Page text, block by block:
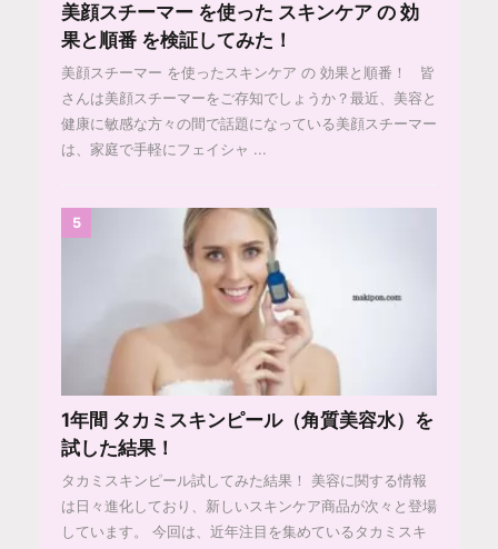
美顔スチーマー を使った スキンケア の 効
果と順番 を検証してみた！
美顔スチーマー を使ったスキンケア の 効果と順番！ 皆
さんは美顔スチーマーをご存知でしょうか？最近、美容と
健康に敏感な方々の間で話題になっている美顔スチーマー
は、家庭で手軽にフェイシャ ...
5
1年間 タカミスキンピール（角質美容水）を
試した結果！
タカミスキンピール試してみた結果！ 美容に関する情報
は日々進化しており、新しいスキンケア商品が次々と登場
しています。 今回は、近年注目を集めているタカミスキ